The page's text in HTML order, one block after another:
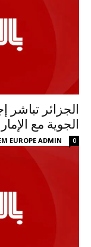
الجزائر تباشر
الجوية مع
EUROPE ADMIN 0